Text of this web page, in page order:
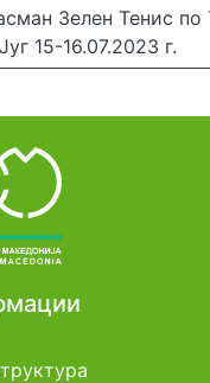
Зелен Тенис по
Југ 15-16.07.2023 г.